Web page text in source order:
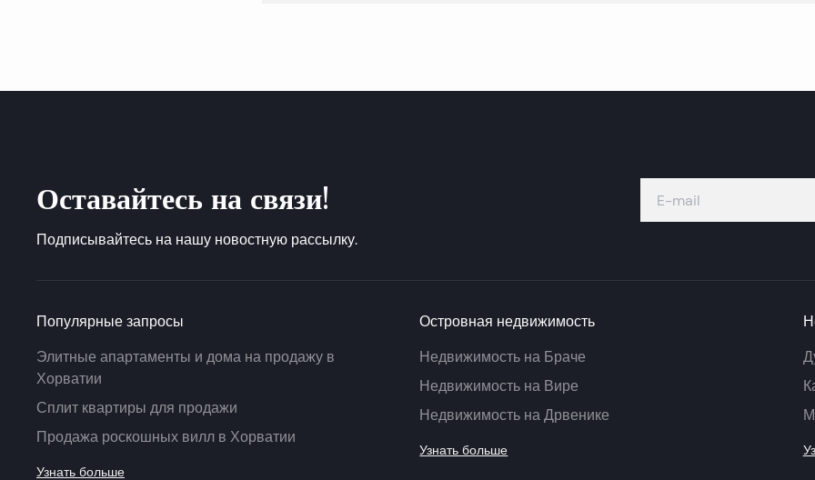
Оставайтесь на связи!
Подписывайтесь на нашу новостную рассылку.
Популярные запросы
Элитные апартаменты и дома на продажу в
Хорватии
Сплит квартиры для продажи
Продажа роскошных вилл в Хорватии
Узнать больше
Островная недвижимость
Недвижимость на Браче
Недвижимость на Вире
Недвижимость на Дрвенике
Узнать больше